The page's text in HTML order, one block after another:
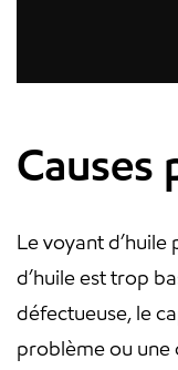
Causes
Le voyant d’huile
d’huile est trop
défectueuse, le
problème ou une